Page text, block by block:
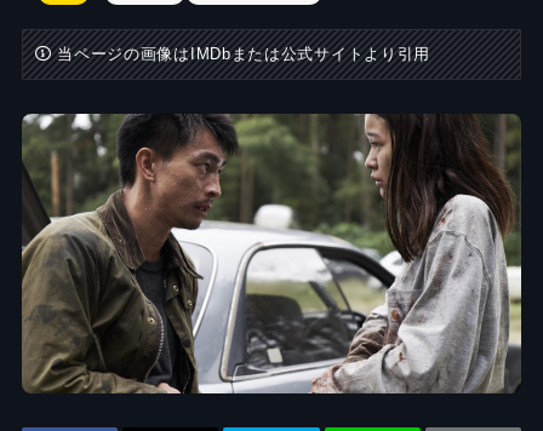
当ページの画像はIMDbまたは公式サイトより引用